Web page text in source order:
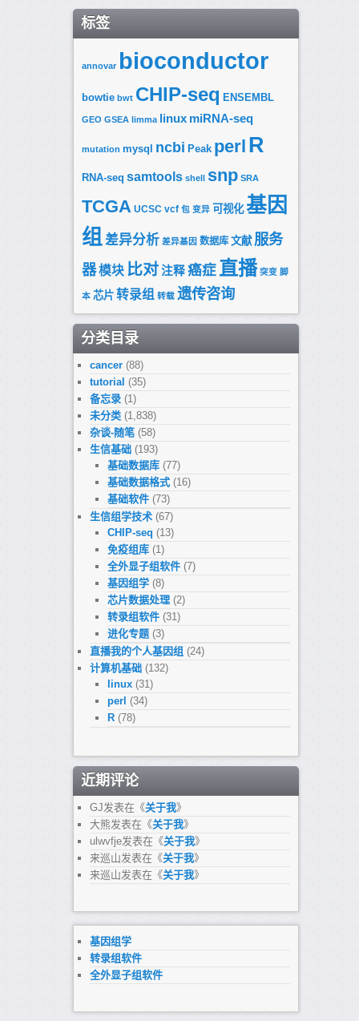
标签
annovar bioconductor
bowtie bwt CHIP-seq ENSEMBL
GEO GSEA limma linux miRNA-seq
mutation mysql ncbi Peak perl R
RNA-seq samtools shell snp SRA
TCGA UCSC vcf 包 变异 可视化 基因
组 差异分析 差异基因 数据库 文献 服务
器模块 比对注释癌症 直播 突变 脚
本 芯片 转录组 转载 遗传咨询
分类目录
cancer(88)
tutorial (35)
备忘录(1)
未分类(1,838)
杂谈-随笔(58)
生信基础(193)
基础数据库 (77)
基础数据格式 (16)
基础软件 (73)
生信组学技术(67)
CHIP-seq (13)
免疫组库 (1)
全外显子组软件 (7)
基因组学 (8)
芯片数据处理 (2)
转录组软件 (31)
进化专题 (3)
直播我的个人基因组 (24)
计算机基础(132)
linux (31)
perl (34)
R (78)
近期评论
GJ发表在《关于我》
大熊发表在《关于我》
ulwvfje发表在《关于我》
来巡山发表在《关于我》
来巡山发表在《关于我》
基因组学
转录组软件
全外显子组软件